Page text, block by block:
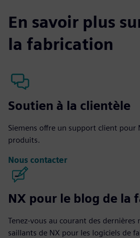
En savoir plus
la fabrication
Soutien à la clientèle
Siemens offre un support client pour
produits.
Nous contacter
NX pour le blog de la
Tenez-vous au courant des dernières
saillants de NX pour les logiciels de